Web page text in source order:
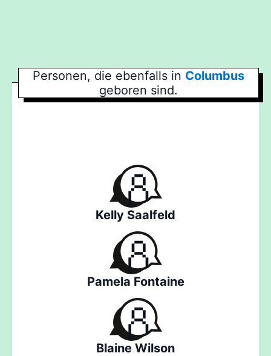
Personen, die ebenfalls in Columbus
geboren sind.
Kelly Saalfeld
Pamela Fontaine
Blaine Wilson